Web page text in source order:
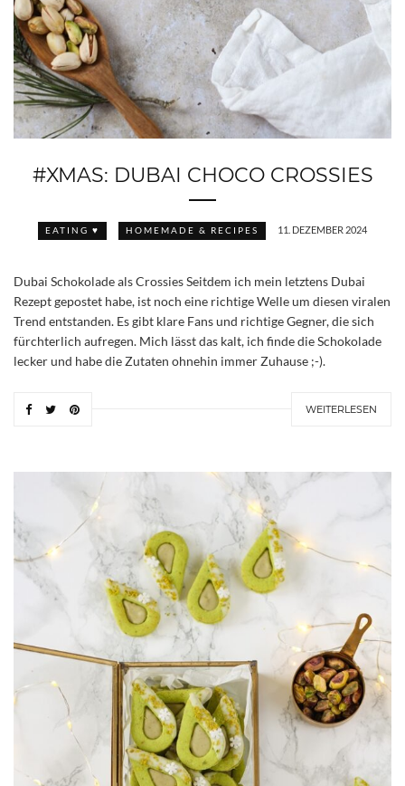
#XMAS: DUBAI CHOCO CROSSIES
EATING ♥ HOMEMADE & RECIPES 11. DEZEMBER 2024
Dubai Schokolade als Crossies Seitdem ich mein letztens Dubai
Rezept gepostet habe, ist noch eine richtige Welle um diesen viralen
Trend entstanden. Es gibt klare Fans und richtige Gegner, die sich
fürchterlich aufregen. Mich lässt das kalt, ich finde die Schokolade
lecker und habe die Zutaten ohnehin immer Zuhause ;-).
WEITERLESEN